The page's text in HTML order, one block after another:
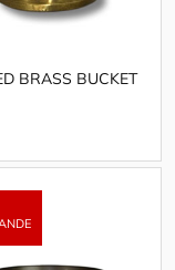
BRASS BUCKET